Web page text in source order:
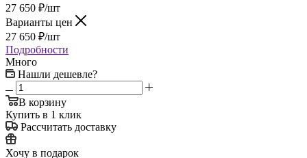
27 650 ₽/шт
Варианты цен
27 650 ₽/шт
Подробности
Много
Нашли дешевле?
В корзину
Купить в 1 клик
Рассчитать доставку
Хочу в подарок